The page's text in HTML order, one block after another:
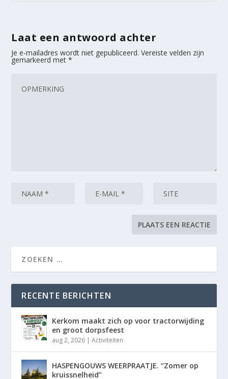
Laat een antwoord achter
Je e-mailadres wordt niet gepubliceerd. Vereiste velden zijn
gemarkeerd met*
RECENTE BERICHTEN
Kerkom maakt zich op voor tractorwijding
en groot dorpsfeest
aug 2, 2026 |Activiteiten
HASPENGOUWS WEERPRAATJE. “Zomer op
kruissnelheid”